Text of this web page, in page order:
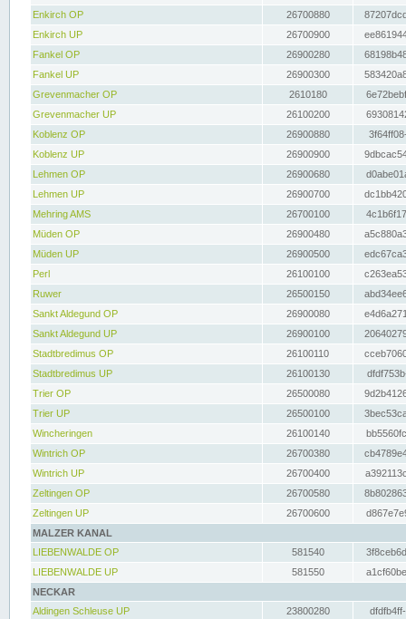
Enkirch OP
26700880
Enkirch UP
26700900
Fankel OP
26900280
Fankel UP
26900300
Grevenmacher OP
2610180
Grevenmacher UP
26100200
Koblenz OP
26900880
Koblenz UP
26900900
Lehmen OP
26900680
Lehmen UP
26900700
Mehring AMS
26700100
Müden OP
26900480
Müden UP
26900500
Perl
26100100
Ruwer
26500150
Sankt Aldegund OP
26900080
Sankt Aldegund UP
26900100
Stadtbredimus OP
26100110
Stadtbredimus UP
26100130
Trier OP
26500080
Trier UP
26500100
Wincheringen
26100140
Wintrich OP
26700380
Wintrich UP
26700400
Zeltingen OP
26700580
Zeltingen UP
26700600
MALZER KANAL
LIEBENWALDE OP
581540
LIEBENWALDE UP
581550
NECKAR
Aldingen Schleuse UP
23800280